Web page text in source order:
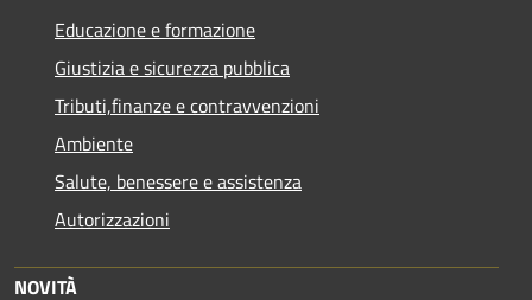
Educazione e formazione
Giustizia e sicurezza pubblica
Tributi,finanze e contravvenzioni
Ambiente
Salute, benessere e assistenza
Autorizzazioni
NOVITÀ